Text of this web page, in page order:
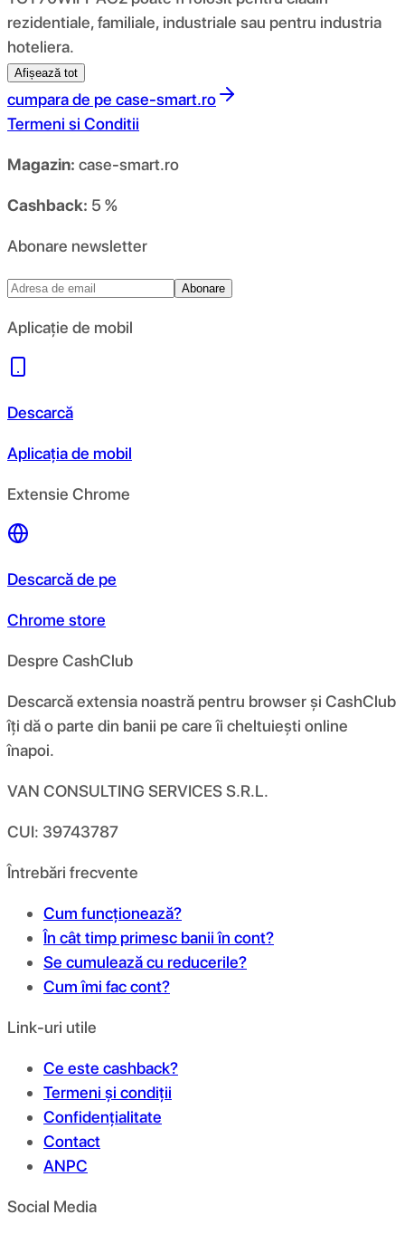
rezidentiale, familiale, industriale sau pentru industria
hoteliera.
Afișează tot
cumpara de pe case-smart.ro
Termeni si Conditii
Magazin: case-smart.ro
Cashback: 5 %
Abonare newsletter
Abonare
Aplicație de mobil
Descarcă
Aplicația de mobil
Extensie Chrome
Descarcă de pe
Chrome store
Despre CashClub
Descarcă extensia noastră pentru browser și CashClub
îți dă o parte din banii pe care îi cheltuiești online
înapoi.
VAN CONSULTING SERVICES S.R.L.
CUI: 39743787
Întrebări frecvente
Cum funcționează?
În cât timp primesc banii în cont?
Se cumulează cu reducerile?
Cum îmi fac cont?
Link-uri utile
Ce este cashback?
Termeni și condiții
Confidențialitate
Contact
ANPC
Social Media